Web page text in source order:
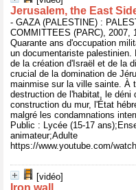
Jerusalem, the East
- GAZA (PALESTINE) :
COMMITTEES (PARC), 2007,
Quarante ans d'occupation
un documentariste
de la création d'Israël et de la
crucial de la domination de
mainmise sur la ville sainte. À
destruction de l'habitat, le
construction du mur, l'État
malgré les condamnations
Public : Lycée (15-17
animateur;Adulte
https://www.youtube.com/
[vidéo]
Iron wall